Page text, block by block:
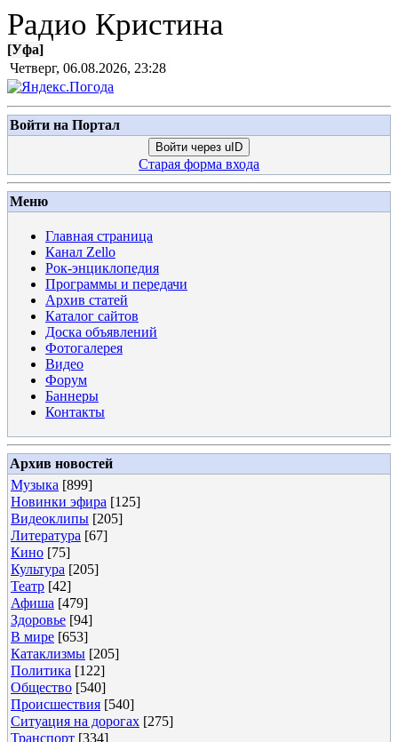
Радио Кристина
[Уфа]
Четверг, 06.08.2026, 23:28
Войти на Портал
Войти через uID
Старая форма входа
Меню
Главная страница
Канал Zello
Рок-энциклопедия
Программы и передачи
Архив статей
Каталог сайтов
Доска объявлений
Фотогалерея
Видео
Форум
Баннеры
Контакты
Архив новостей
Музыка [899]
Новинки эфира [125]
Видеоклипы [205]
Литература [67]
Кино [75]
Культура [205]
Театр [42]
Афиша [479]
Здоровье [94]
В мире [653]
Катаклизмы [205]
Политика [122]
Общество [540]
Происшествия [540]
Ситуация на дорогах [275]
Транспорт [334]